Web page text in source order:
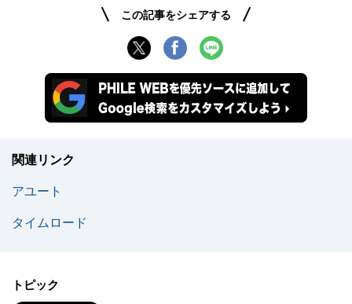
この記事をシェアする
関連リンク
アユート
タイムロード
トピック